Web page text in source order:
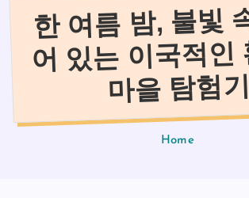
한 여름 밤, 불빛
어 있는 이국적인
마을 탐험기
Home